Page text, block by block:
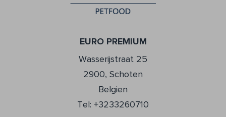
EURO PREMIUM
Wasserijstraat 25
2900, Schoten
Belgien
Tel: +3233260710